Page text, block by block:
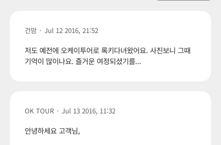
건맘 · Jul 12 2016, 21:52
저도 예전에 오케이투어로 록키다녀왔어요. 사진보니 그때
기억이 많이나요. 즐거운 여정되셨기를...
OK TOUR · Jul 13 2016, 11:32
안녕하세요 고객님,